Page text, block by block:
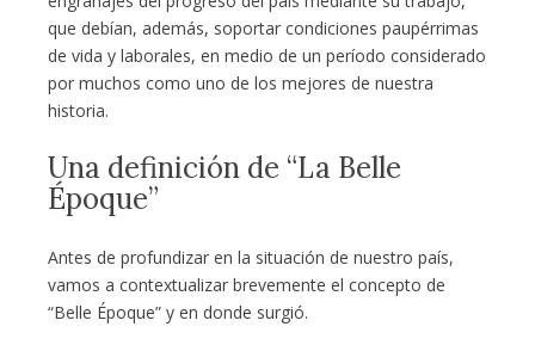
que debían, además, soportar condiciones paupérrimas
de vida y laborales, en medio de un período considerado
por muchos como uno de los mejores de nuestra
historia.
Una definición de “La Belle
Époque”
Antes de profundizar en la situación de nuestro país,
vamos a contextualizar brevemente el concepto de
“Belle Époque” y en donde surgió.